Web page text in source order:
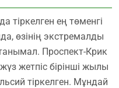
тіркелген ең төменгі
өзінің экстремалды
Проспект-Крик
жетпіс бірінші жылы
тіркелген. Мұндай